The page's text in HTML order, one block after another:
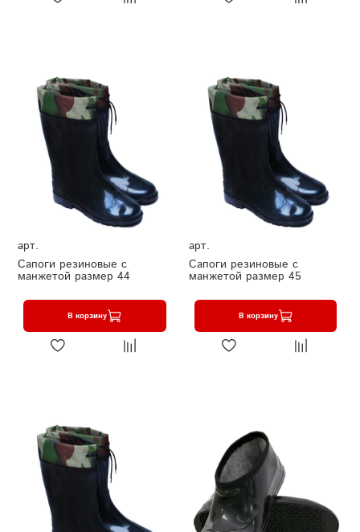
арт.
Сапоги резиновые с
манжетой размер 44
В корзину
арт.
Сапоги резиновые с
манжетой размер 45
В корзину